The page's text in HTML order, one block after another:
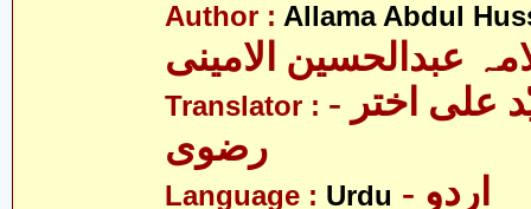
Author : Allama Abdul
عبدالحسین الامینی
Translator : - مولانا سیّد علی اختر
رضوی
Language : Urdu - اردو